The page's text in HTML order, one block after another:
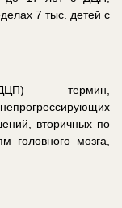
7 тыс. детей с
– термин,
вторичных по
головного мозга,